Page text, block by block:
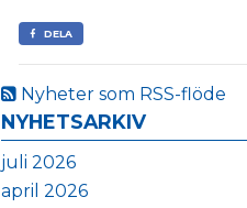
Nyheter som RSS-flöde
NYHETSARKIV
juli 2026
april 2026
DELA